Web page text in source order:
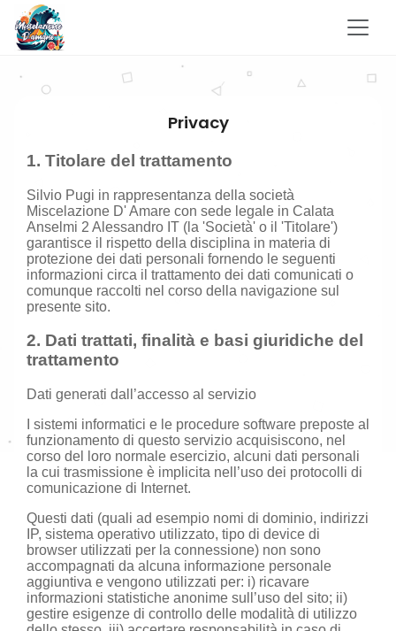
Privacy